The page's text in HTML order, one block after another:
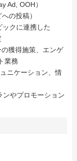
Ad, OOH）
の投稿）
クに連携した
獲得施策、エンゲ
業務
ニケーション、情
やプロモーション